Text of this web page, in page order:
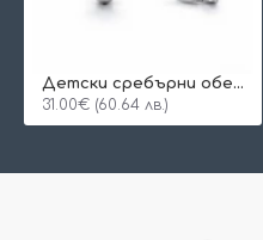
Детски сребърни обеци Dia Heart
31.00€ (60.64 лв.)